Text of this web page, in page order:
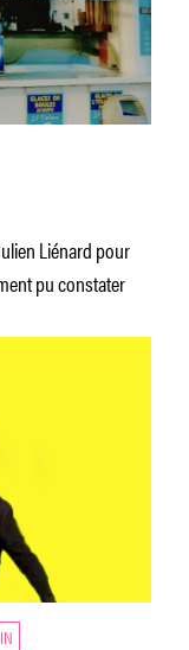
Liénard pour
pu constater